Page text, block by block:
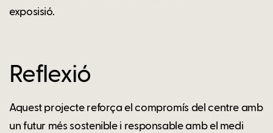
exposisió.
Reflexió
Aquest projecte reforça el compromís del centre amb
un futur més sostenible i responsable amb el medi